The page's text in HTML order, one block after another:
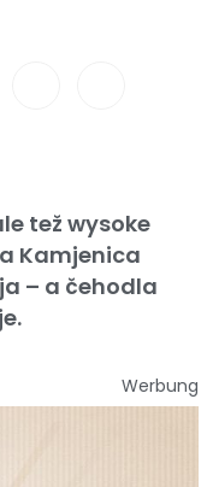
tež wysoke
Kamjenica
– a čehodla
Werbung